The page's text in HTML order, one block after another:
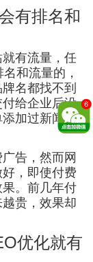
有排名和
有流量，任
和流量的，
名都找不到
给企业后没
加过新闻和
告，然而网
，即使付费
。前几年付
贵，效果却
优化就有